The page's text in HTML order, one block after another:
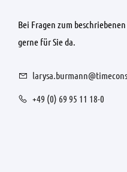
Bei Fragen zum
gerne für Sie da.
+49 (0) 69 95 11 18-0